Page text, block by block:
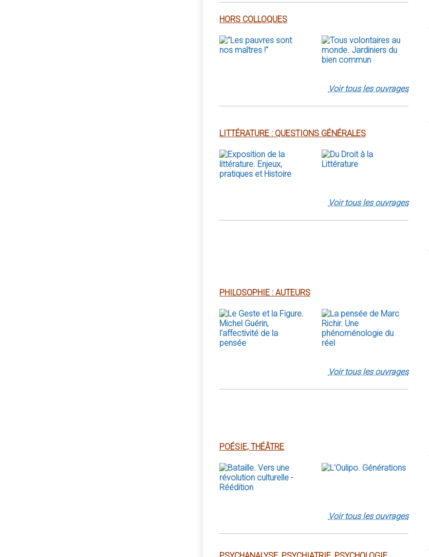
HORS COLLOQUES
Voir tous les ouvrages
LITTÉRATURE : QUESTIONS GÉNÉRALES
Voir tous les ouvrages
PHILOSOPHIE : AUTEURS
Voir tous les ouvrages
POÉSIE, THÉÂTRE
Voir tous les ouvrages